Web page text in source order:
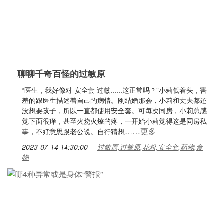
聊聊千奇百怪的过敏原
“医生，我好像对 安全套 过敏......这正常吗？”小莉低着头，害
羞的跟医生描述着自己的病情。刚结婚那会，小莉和丈夫都还
没想要孩子，所以一直都使用安全套。可每次同房，小莉总感
觉下面很痒，甚至火烧火燎的疼，一开始小莉觉得这是同房私
事，不好意思跟老公说。自行猜想……更多
2023-07-14 14:30:00
过敏原,过敏原,花粉,安全套,药物,食
物